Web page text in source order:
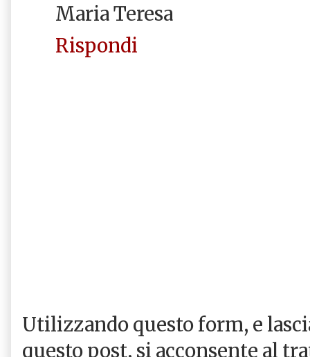
Maria Teresa
Rispondi
Utilizzando questo form, e
questo post, si acconsente al